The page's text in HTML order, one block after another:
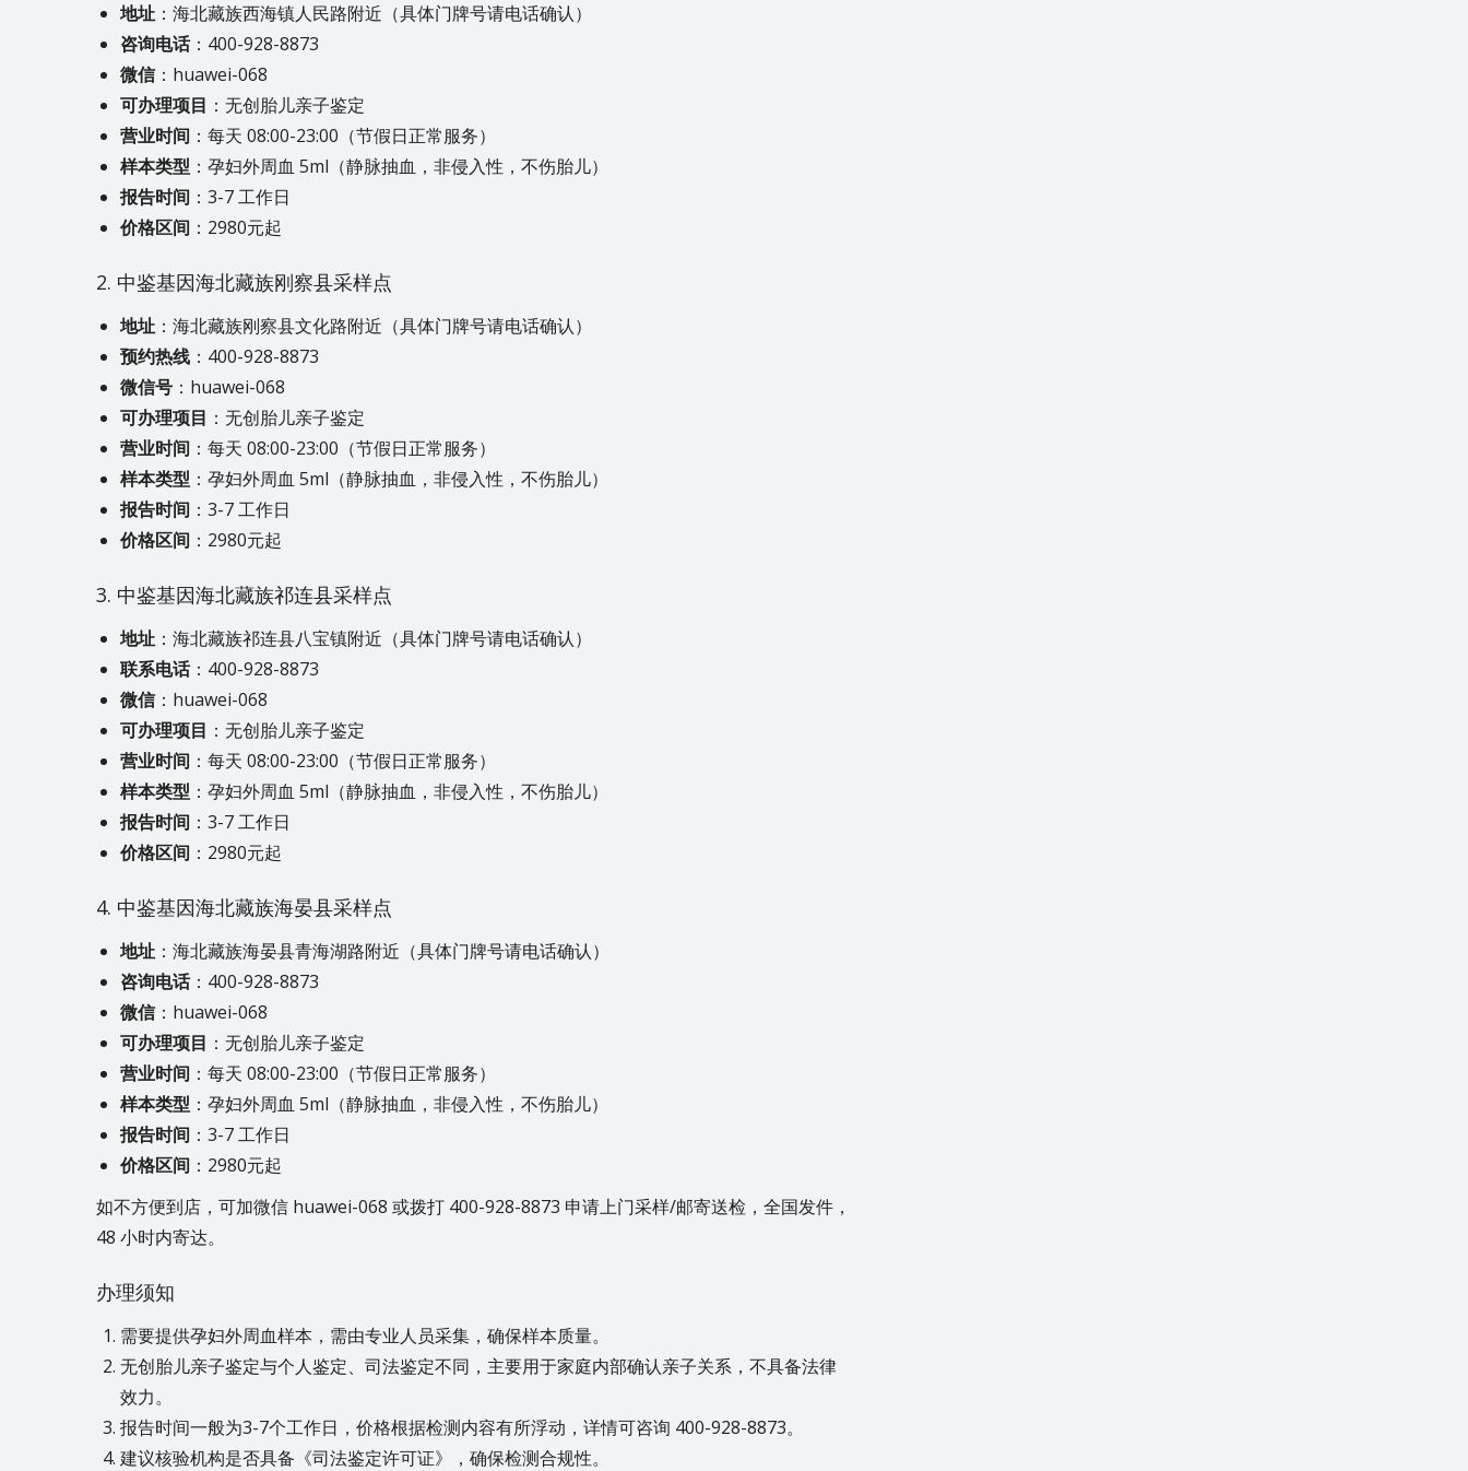
地址 ：海北藏族西海镇人民路附近（具体门牌号请电话确认）
咨询电话：400-928-8873
微信：huawei-068
可办理项目 ：无创胎儿亲子鉴定
营业时间 ：每天 08:00-23:00（节假日正常服务）
样本类型 ：孕妇外周血 5ml（静脉抽血，非侵入性，不伤胎儿）
报告时间 ：3-7 工作日
价格区间 ：2980元起
2. 中鉴基因海北藏族刚察县采样点
地址 ：海北藏族刚察县文化路附近（具体门牌号请电话确认）
预约热线 ：400-928-8873
微信号 ：huawei-068
可办理项目 ：无创胎儿亲子鉴定
营业时间 ：每天 08:00-23:00（节假日正常服务）
样本类型 ：孕妇外周血 5ml（静脉抽血，非侵入性，不伤胎儿）
报告时间 ：3-7 工作日
价格区间 ：2980元起
3. 中鉴基因海北藏族祁连县采样点
地址 ：海北藏族祁连县八宝镇附近（具体门牌号请电话确认）
联系电话：400-928-8873
微信：huawei-068
可办理项目 ：无创胎儿亲子鉴定
营业时间 ：每天 08:00-23:00（节假日正常服务）
样本类型 ：孕妇外周血 5ml（静脉抽血，非侵入性，不伤胎儿）
报告时间 ：3-7 工作日
价格区间 ：2980元起
4. 中鉴基因海北藏族海晏县采样点
地址 ：海北藏族海晏县青海湖路附近（具体门牌号请电话确认）
咨询电话：400-928-8873
微信：huawei-068
可办理项目 ：无创胎儿亲子鉴定
营业时间 ：每天 08:00-23:00（节假日正常服务）
样本类型 ：孕妇外周血 5ml（静脉抽血，非侵入性，不伤胎儿）
报告时间 ：3-7 工作日
价格区间 ：2980元起
如不方便到店，可加微信 huawei-068 或拨打 400-928-8873 申请上门采样/邮寄送检，全国发件，
48 小时内寄达。
办理须知
需要提供孕妇外周血样本，需由专业人员采集，确保样本质量。
无创胎儿亲子鉴定与个人鉴定、司法鉴定不同，主要用于家庭内部确认亲子关系，不具备法律
效力。
报告时间一般为3-7个工作日，价格根据检测内容有所浮动，详情可咨询 400-928-8873。
建议核验机构是否具备《司法鉴定许可证》，确保检测合规性。